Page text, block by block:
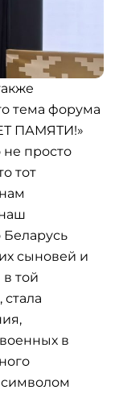
тема форума
ПАМЯТИ!»
не просто
тот
Беларусь
сыновей и
той
в